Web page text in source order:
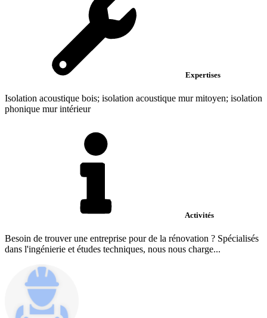
Expertises
Isolation acoustique bois; isolation acoustique mur mitoyen; isolation
phonique mur intérieur
Activités
Besoin de trouver une entreprise pour de la rénovation ? Spécialisés
dans l'ingénierie et études techniques, nous nous charge...